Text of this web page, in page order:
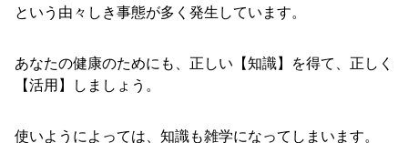
という由々しき事態が多く発生しています。
あなたの健康のためにも、正しい【知識】を得て、正しく
【活用】しましょう。
使いようによっては、知識も雑学になってしまいます。